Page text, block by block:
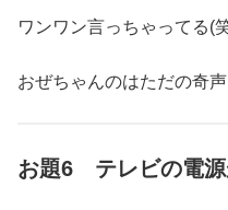
ワンワン言っちゃってる(
おぜちゃんのはただの奇
お題6 テレビの電源